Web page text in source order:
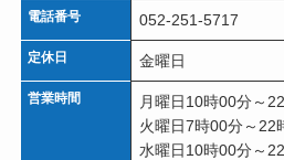
電話番号 052-251-5717
定休日 金曜日
営業時間
月曜日10時00分～
火曜日7時00分～22
水曜日10時00分～